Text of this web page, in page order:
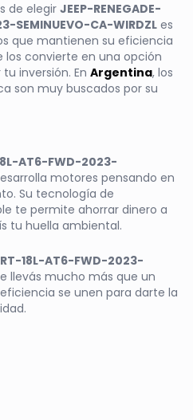
de elegir JEEP-RENEGADE-
SEMINUEVO-CA-WIRDZL es
que mantienen su eficiencia
los convierte en una opción
inversión. En Argentina, los
son muy buscados por su
AT6-FWD-2023-
motores pensando en
Su tecnología de
te permite ahorrar dinero a
tu huella ambiental.
18L-AT6-FWD-2023-
llevás mucho más que un
se unen para darte la